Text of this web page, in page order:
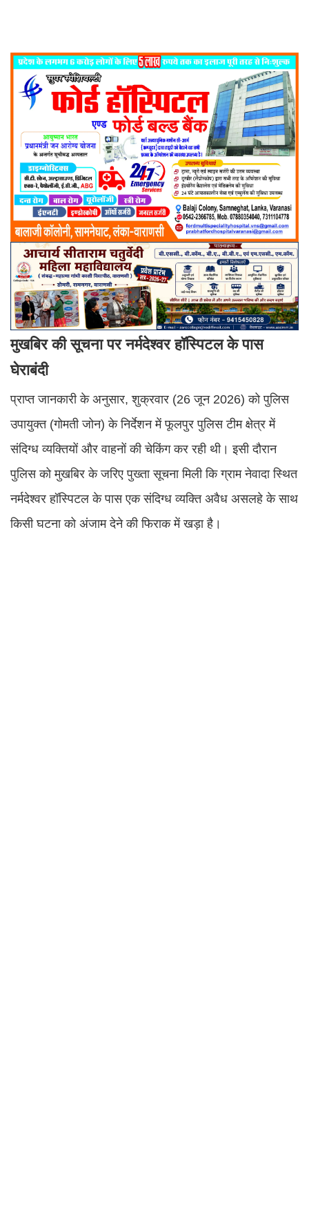
मुखबिर की सूचना पर नर्मदेश्वर हॉस्पिटल के पास
घेराबंदी
प्राप्त जानकारी के अनुसार, शुक्रवार (26 जून 2026) को पुलिस
उपायुक्त (गोमती जोन) के निर्देशन में फूलपुर पुलिस टीम क्षेत्र में
संदिग्ध व्यक्तियों और वाहनों की चेकिंग कर रही थी। इसी दौरान
पुलिस को मुखबिर के जरिए पुख्ता सूचना मिली कि ग्राम नेवादा स्थित
नर्मदेश्वर हॉस्पिटल के पास एक संदिग्ध व्यक्ति अवैध असलहे के साथ
किसी घटना को अंजाम देने की फिराक में खड़ा है।